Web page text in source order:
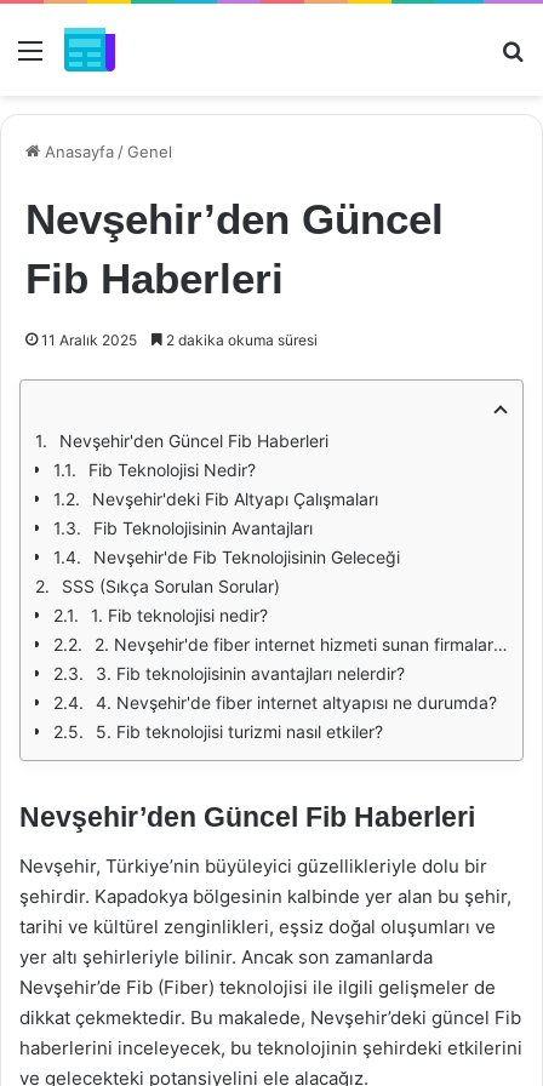
Menü
Anasayfa /Genel
Nevşehir’den Güncel
Fib Haberleri
11 Aralık 2025 2 dakika okuma süresi
Nevşehir'den Güncel Fib Haberleri
Fib Teknolojisi Nedir?
Nevşehir'deki Fib Altyapı Çalışmaları
Fib Teknolojisinin Avantajları
Nevşehir'de Fib Teknolojisinin Geleceği
SSS (Sıkça Sorulan Sorular)
1. Fib teknolojisi nedir?
2. Nevşehir'de fiber internet hizmeti sunan firmalar var mı?
3. Fib teknolojisinin avantajları nelerdir?
4. Nevşehir'de fiber internet altyapısı ne durumda?
5. Fib teknolojisi turizmi nasıl etkiler?
Nevşehir’den Güncel Fib Haberleri
Nevşehir, Türkiye’nin büyüleyici güzellikleriyle dolu bir
şehirdir. Kapadokya bölgesinin kalbinde yer alan bu şehir,
tarihi ve kültürel zenginlikleri, eşsiz doğal oluşumları ve
yer altı şehirleriyle bilinir. Ancak son zamanlarda
Nevşehir’de Fib (Fiber) teknolojisi ile ilgili gelişmeler de
dikkat çekmektedir. Bu makalede, Nevşehir’deki güncel Fib
haberlerini inceleyecek, bu teknolojinin şehirdeki etkilerini
ve gelecekteki potansiyelini ele alacağız.